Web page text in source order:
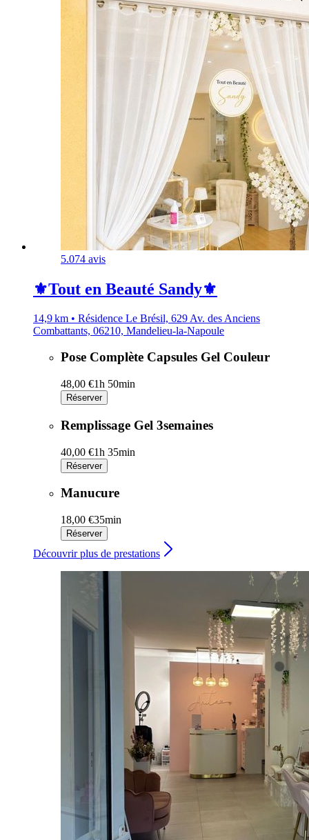
5.074 avis
⚜️Tout en Beauté Sandy⚜️
14,9 km • Résidence Le Brésil, 629 Av. des Anciens
Combattants, 06210, Mandelieu-la-Napoule
Pose Complète Capsules Gel Couleur
48,00 €1h 50min
Réserver
Remplissage Gel 3semaines
40,00 €1h 35min
Réserver
Manucure
18,00 €35min
Réserver
Découvrir plus de prestations